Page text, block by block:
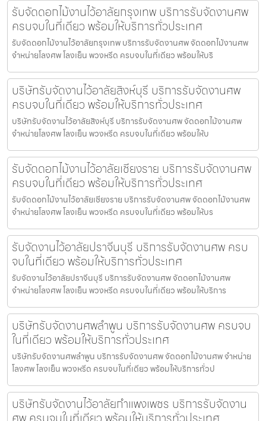
รับจัดดอกไม้งานไว้อาลัยกรุงเทพ บริการรับจัดงานศพ
ครบจบในที่เดียว พร้อมให้บริการทั่วประเทศ
รับจัดดอกไม้งานไว้อาลัยกรุงเทพ บริการรับจัดงานศพ จัดดอกไม้งานศพ
จำหน่ายโลงศพ โลงเย็น พวงหรีด ครบจบในที่เดียว พร้อมให้บริ
บริษัทรับจัดงานไว้อาลัยสิงห์บุรี บริการรับจัดงานศพ
ครบจบในที่เดียว พร้อมให้บริการทั่วประเทศ
บริษัทรับจัดงานไว้อาลัยสิงห์บุรี บริการรับจัดงานศพ จัดดอกไม้งานศพ
จำหน่ายโลงศพ โลงเย็น พวงหรีด ครบจบในที่เดียว พร้อมให้บ
รับจัดดอกไม้งานไว้อาลัยเชียงราย บริการรับจัดงานศพ
ครบจบในที่เดียว พร้อมให้บริการทั่วประเทศ
รับจัดดอกไม้งานไว้อาลัยเชียงราย บริการรับจัดงานศพ จัดดอกไม้งานศพ
จำหน่ายโลงศพ โลงเย็น พวงหรีด ครบจบในที่เดียว พร้อมให้บร
รับจัดงานไว้อาลัยปราจีนบุรี บริการรับจัดงานศพ ครบ
จบในที่เดียว พร้อมให้บริการทั่วประเทศ
รับจัดงานไว้อาลัยปราจีนบุรี บริการรับจัดงานศพ จัดดอกไม้งานศพ
จำหน่ายโลงศพ โลงเย็น พวงหรีด ครบจบในที่เดียว พร้อมให้บริการ
บริษัทรับจัดงานศพลำพูน บริการรับจัดงานศพ ครบจบ
ในที่เดียว พร้อมให้บริการทั่วประเทศ
บริษัทรับจัดงานศพลำพูน บริการรับจัดงานศพ จัดดอกไม้งานศพ จำหน่าย
โลงศพ โลงเย็น พวงหรีด ครบจบในที่เดียว พร้อมให้บริการทั่วป
บริษัทรับจัดงานไว้อาลัยกำแพงเพชร บริการรับจัดงาน